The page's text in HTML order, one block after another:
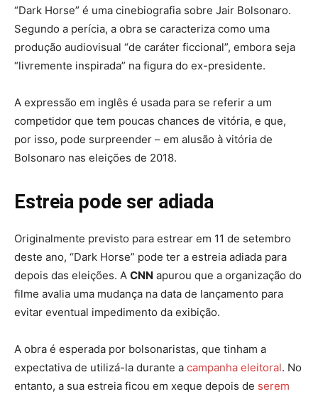
“Dark Horse” é uma cinebiografia sobre Jair Bolsonaro.
Segundo a perícia, a obra se caracteriza como uma
produção audiovisual “de caráter ficcional”, embora seja
“livremente inspirada” na figura do ex-presidente.
A expressão em inglês é usada para se referir a um
competidor que tem poucas chances de vitória, e que,
por isso, pode surpreender – em alusão à vitória de
Bolsonaro nas eleições de 2018.
Estreia pode ser adiada
Originalmente previsto para estrear em 11 de setembro
deste ano, “Dark Horse” pode ter a estreia adiada para
depois das eleições. A CNN apurou que a organização do
filme avalia uma mudança na data de lançamento para
evitar eventual impedimento da exibição.
A obra é esperada por bolsonaristas, que tinham a
expectativa de utilizá-la durante a campanha eleitoral. No
entanto, a sua estreia ficou em xeque depois de serem